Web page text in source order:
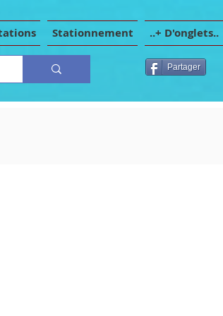
Stationnement ..+ D'onglets..
Partager